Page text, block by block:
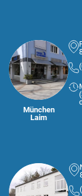
München
Laim